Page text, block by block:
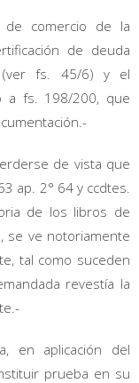
de comercio de la
de deuda
(ver fs. 45/6) y el
a fs. 198/200, que
de vista que
ap. 2° 64 y ccdtes.
de los libros de
se ve notoriamente
tal como suceden
revestía la
en aplicación del
prueba en su